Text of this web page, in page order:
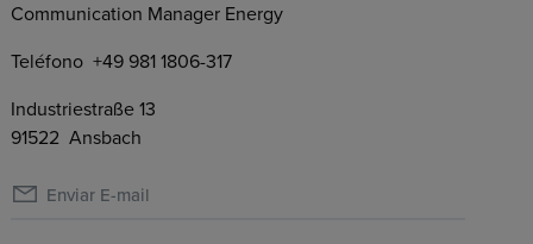
Communication Manager Energy
Teléfono +49 981 1806-317
Industriestraße 13
91522 Ansbach
Enviar E-mail